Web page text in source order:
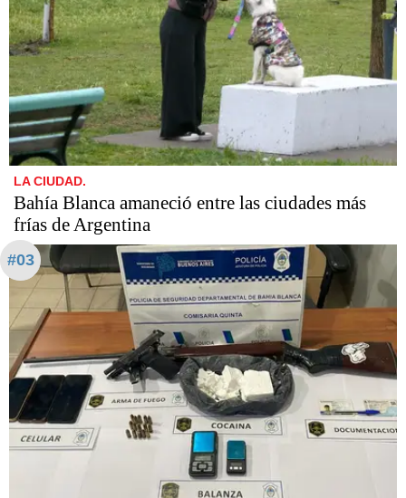
LA CIUDAD.
Bahía Blanca amaneció entre las ciudades más
frías de Argentina
#03